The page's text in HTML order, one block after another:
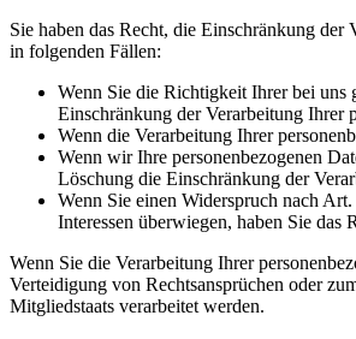
Sie haben das Recht, die Einschränkung
in folgenden Fällen:
Wenn Sie die Richtigkeit Ihrer bei uns
Einschränkung der Verarbeitung Ihrer
Wenn die Verarbeitung Ihrer
Wenn wir Ihre personenbezogenen
Löschung die Einschränkung der
Wenn Sie einen Widerspruch nach
Interessen überwiegen, haben Sie das
Wenn Sie die Verarbeitung Ihrer
Verteidigung von Rechtsansprüchen oder
Mitgliedstaats verarbeitet werden.